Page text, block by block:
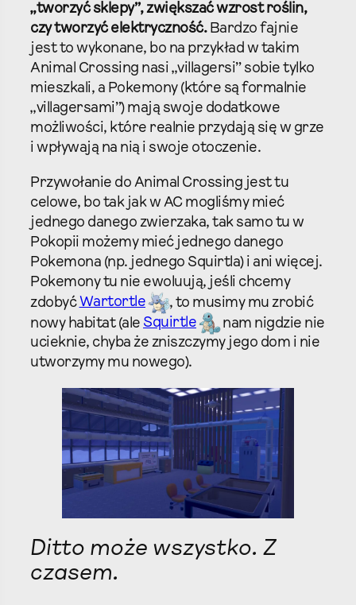
„tworzyć sklepy”, zwiększać wzrost roślin,
czy tworzyć elektryczność.Bardzo fajnie
jest to wykonane, bo na przykład w takim
Animal Crossing nasi „villagersi” sobie tylko
mieszkali, a Pokemony (które są formalnie
„villagersami”) mają swoje dodatkowe
możliwości, które realnie przydają się w grze
i wpływają na nią i swoje otoczenie.
Przywołanie do Animal Crossing jest tu
celowe, bo tak jak w AC mogliśmy mieć
jednego danego zwierzaka, tak samo tu w
Pokopii możemy mieć jednego danego
Pokemona (np. jednego Squirtla) i ani więcej.
Pokemony tu nie ewoluują, jeśli chcemy
zdobyć Wartortle
, to musimy mu zrobić
nowy habitat (ale Squirtle
nam nigdzie nie
ucieknie, chyba że zniszczymy jego dom i nie
utworzymy mu nowego).
Ditto może wszystko. Z
czasem.